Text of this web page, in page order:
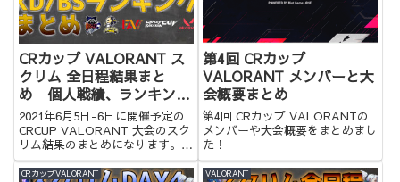
CRカップ VALORANT ス
クリム 全日程結果まと
め 個人戦績、ランキング
あり
2021年6月5日-6日に開催予定の
CRCUP VALORANT 大会のスク
リム結果のまとめになります。ラ
ンキングや個人戦績もあるので是
非ご覧ください。
第4回 CRカップ
VALORANT メンバーと大
会概要まとめ
第4回 CRカップ VALORANTの
メンバーや大会概要をまとめまし
た！
CRカップVALORANT VALORANT